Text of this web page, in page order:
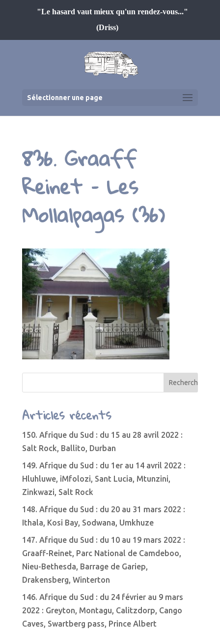
"Le hasard vaut mieux qu'un rendez-vous..."
(Driss)
Sélectionner une page
836. Graaff
Reinet – Les
Mollalpagas (36)
Articles récents
150. Afrique du Sud : du 15 au 28 avril 2022 :
Salt Rock, Ballito, Durban
149. Afrique du Sud : du 1er au 14 avril 2022 :
Hluhluwe, iMfolozi, Sant Lucia, Mtunzini,
Zinkwazi, Salt Rock
148. Afrique du Sud : du 20 au 31 mars 2022 :
Ithala, Kosi Bay, Sodwana, Umkhuze
147. Afrique du Sud : du 10 au 19 mars 2022 :
Graaff-Reinet, Parc National de Camdeboo,
Nieu-Bethesda, Barrage de Gariep,
Drakensberg, Winterton
146. Afrique du Sud : du 24 février au 9 mars
2022 : Greyton, Montagu, Calitzdorp, Cango
Caves, Swartberg pass, Prince Albert